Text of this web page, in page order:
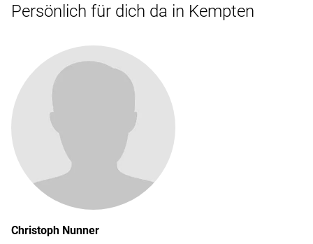
Persönlich für dich da in Kempten
Christoph Nunner